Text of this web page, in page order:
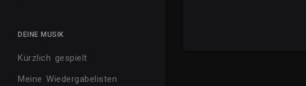
DEINE MUSIK
Kürzlich gespielt
Meine Wiedergabelisten